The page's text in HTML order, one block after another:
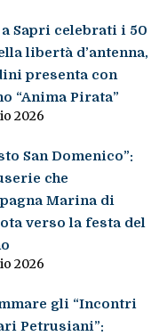
a Sapri celebrati i 50
libertà d’antenna,
presenta con
“Anima Pirata”
2026
San Domenico”:
che
Marina di
verso la festa del
2026
gli “Incontri
Petrusiani”: